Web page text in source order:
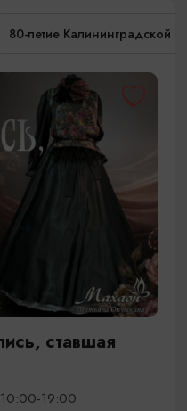
80-летие Калининградской
ставшая
19:00